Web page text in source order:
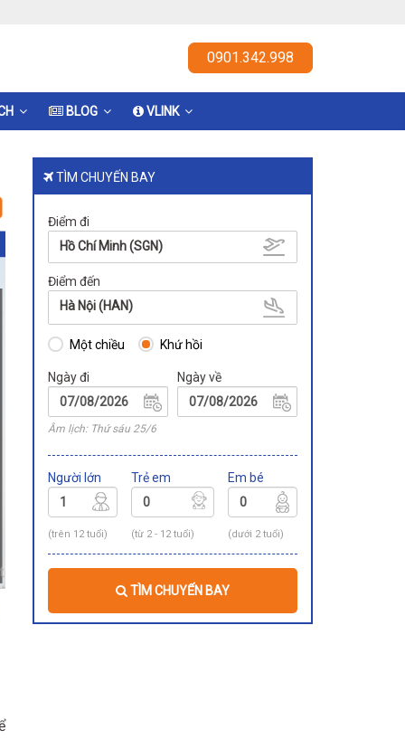
0901.342.998
BLOG VLINK
TÌM CHUYẾN BAY
Điểm đi
Hồ Chí Minh (SGN)
Điểm đến
Hà Nội (HAN)
Một chiều Khứ hồi
Ngày đi
Âm lịch: Thứ sáu 25/6
Ngày về
Người lớn
(trên 12 tuổi)
Trẻ em
(từ 2 - 12 tuổi)
Em bé
(dưới 2 tuổi)
TÌM CHUYẾN BAY